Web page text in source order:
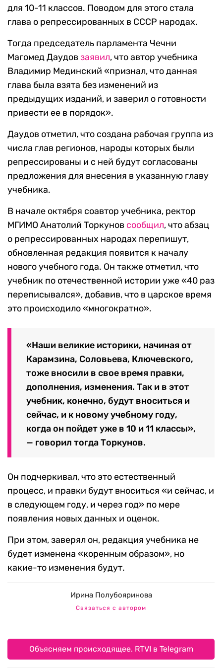
для 10-11 классов. Поводом для этого стала
глава о репрессированных в СССР народах.
Тогда председатель парламента Чечни
Магомед Даудов заявил, что автор учебника
Владимир Мединский «признал, что данная
глава была взята без изменений из
предыдущих изданий, и заверил о готовности
привести ее в порядок».
Даудов отметил, что создана рабочая группа из
числа глав регионов, народы которых были
репрессированы и с ней будут согласованы
предложения для внесения в указанную главу
учебника.
В начале октября соавтор учебника, ректор
МГИМО Анатолий Торкунов сообщил, что абзац
о репрессированных народах перепишут,
обновленная редакция появится к началу
нового учебного года. Он также отметил, что
учебник по отечественной истории уже «40 раз
переписывался», добавив, что в царское время
это происходило «многократно».
«Наши великие историки, начиная от
Карамзина, Соловьева, Ключевского,
тоже вносили в свое время правки,
дополнения, изменения. Так и в этот
учебник, конечно, будут вноситься и
сейчас, и к новому учебному году,
когда он пойдет уже в 10 и 11 классы»,
— говорил тогда Торкунов.
Он подчеркивал, что это естественный
процесс, и правки будут вноситься «и сейчас, и
в следующем году, и через год» по мере
появления новых данных и оценок.
При этом, заверял он, редакция учебника не
будет изменена «коренным образом», но
какие-то изменения будут.
Ирина Полубояринова
Связаться с автором
Объясняем происходящее. RTVI в Telegram